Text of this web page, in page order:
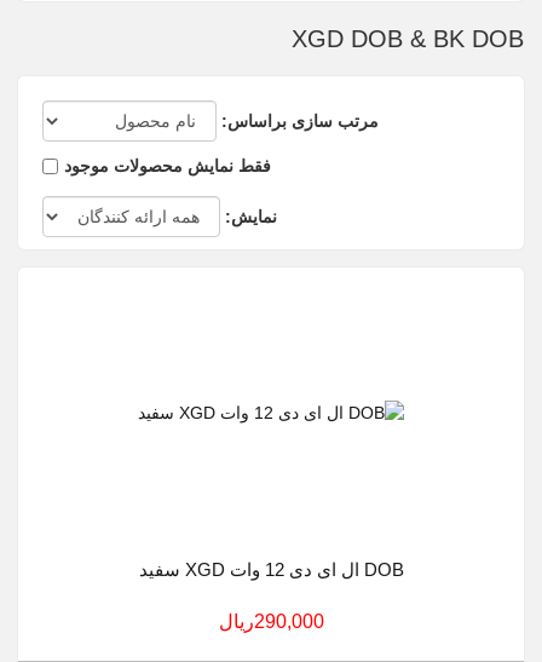
XGD DOB & BK DOB
مرتب سازی براساس:
فقط نمایش محصولات موجود
نمایش:
DOB ال ای دی 12 وات XGD سفید
290,000ريال